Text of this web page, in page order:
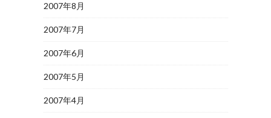
2007年8月
2007年7月
2007年6月
2007年5月
2007年4月